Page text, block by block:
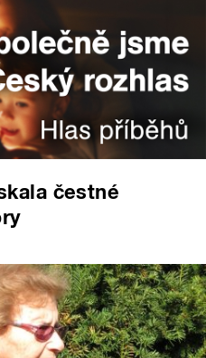
čestné